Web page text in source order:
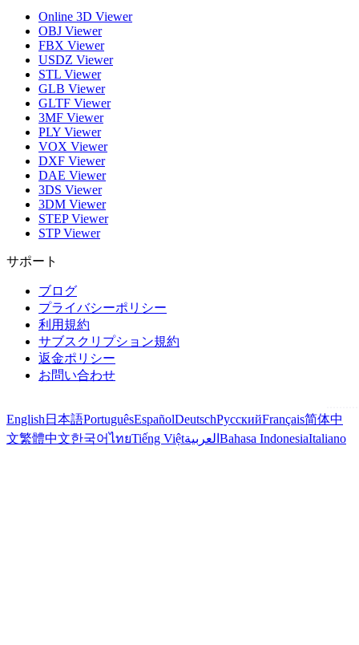
Online 3D Viewer
OBJ Viewer
FBX Viewer
USDZ Viewer
STL Viewer
GLB Viewer
GLTF Viewer
3MF Viewer
PLY Viewer
VOX Viewer
DXF Viewer
DAE Viewer
3DS Viewer
3DM Viewer
STEP Viewer
STP Viewer
サポート
ブログ
プライバシーポリシー
利用規約
サブスクリプション規約
返金ポリシー
お問い合わせ
English 日本語PortuguêsEspañolDeutschРусскийFrançais简体中
文繁體中文한국어ไทยTiếng Việtالعربية Bahasa IndonesiaItaliano